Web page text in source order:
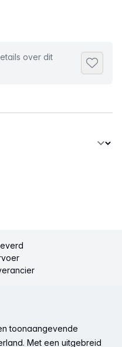
over dit
toonaangevende
Met een uitgebreid